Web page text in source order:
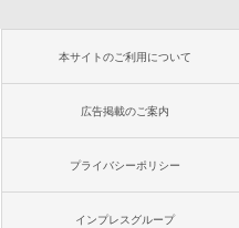
本サイトのご利用について
広告掲載のご案内
プライバシーポリシー
インプレスグループ